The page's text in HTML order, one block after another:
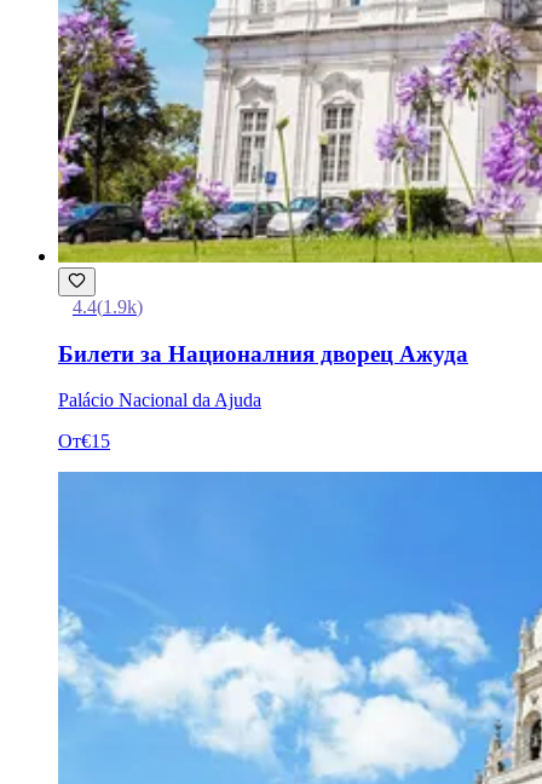
4.4(1.9k)
Билети за Националния дворец Ажуда
Palácio Nacional da Ajuda
От€15